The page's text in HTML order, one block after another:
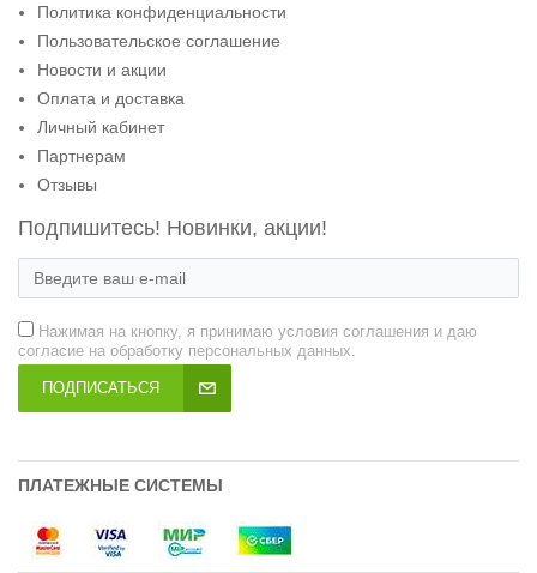
Политика конфиденциальности
Пользовательское соглашение
Новости и акции
Оплата и доставка
Личный кабинет
Партнерам
Отзывы
Подпишитесь! Новинки, акции!
Нажимая на кнопку, я принимаю условия соглашения и даю
согласие на обработку персональных данных.
ПОДПИСАТЬСЯ
ПЛАТЕЖНЫЕ СИСТЕМЫ